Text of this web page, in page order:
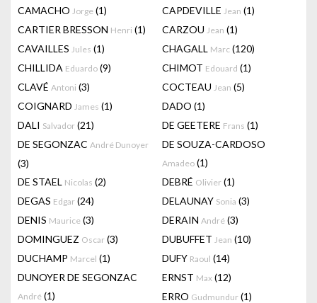
CAMACHO Jorge (1) CAPDEVILLE Jean (1)
CARTIER BRESSON Henri (1) CARZOU Jean (1)
CAVAILLES Jules (1) CHAGALL Marc (120)
CHILLIDA Eduardo (9) CHIMOT Edouard (1)
CLAVÉ Antoni (3) COCTEAU Jean (5)
COIGNARD James (1) DADO (1)
DALI Salvador (21) DE GEETERE Frans (1)
DE SEGONZAC André Dunoyer
(3)
DE SOUZA-CARDOSO
Amadeo (1)
DE STAEL Nicolas (2) DEBRÉ Olivier (1)
DEGAS Edgar (24) DELAUNAY Sonia (3)
DENIS Maurice (3) DERAIN André (3)
DOMINGUEZ Oscar (3) DUBUFFET Jean (10)
DUCHAMP Marcel (1) DUFY Raoul (14)
DUNOYER DE SEGONZAC
André (1)
ERNST Max (12)
ERRO Gudmundur (1)